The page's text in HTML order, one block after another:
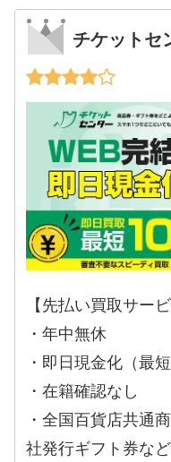
チケットセ
【先払い買取サービ
・年中無休
・即日現金化（最短
・在籍確認なし
・全国百貨店共通
社発行ギフト券な